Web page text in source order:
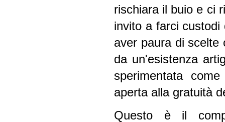
rischiara il buio e ci
invito a farci
aver paura di scelte
da un'esistenza
sperimentata
aperta alla gratuità
Questo è il